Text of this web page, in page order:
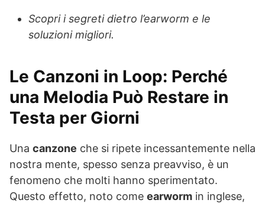
Scopri i segreti dietro l’earworm e le
soluzioni migliori.
Le Canzoni in Loop: Perché
una Melodia Può Restare in
Testa per Giorni
Una canzone che si ripete incessantemente nella
nostra mente, spesso senza preavviso, è un
fenomeno che molti hanno sperimentato.
Questo effetto, noto come earworm in inglese,